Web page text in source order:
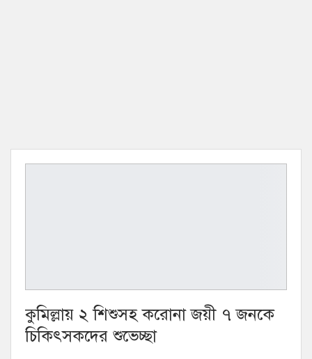
কুমিল্লায় ২ শিশুসহ করোনা জয়ী ৭ জনকে
চিকিৎসকদের শুভেচ্ছা